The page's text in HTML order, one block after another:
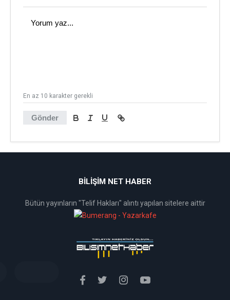
Gönder
En az 10 karakter gerekli
BİLİŞİM NET HABER
Bütün yayınların "Telif Hakları" alıntı yapılan sitelere aittir